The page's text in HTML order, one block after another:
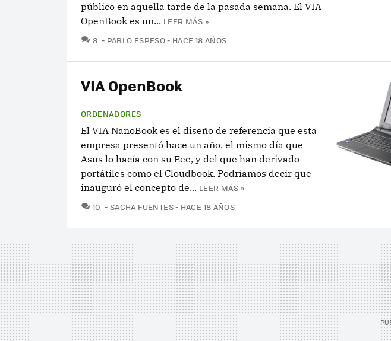
público en aquella tarde de la pasada semana. El VIA
OpenBook es un... LEER MÁS »
8 COMENTARIOS
PABLO ESPESO HACE 18 AÑOS
VIA OpenBook
ORDENADORES
El VIA NanoBook es el diseño de referencia que esta
empresa presentó hace un año, el mismo día que
Asus lo hacía con su Eee, y del que han derivado
portátiles como el Cloudbook. Podríamos decir que
inauguró el concepto de... LEER MÁS »
10 COMENTARIOS
SACHA FUENTES HACE 18 AÑOS